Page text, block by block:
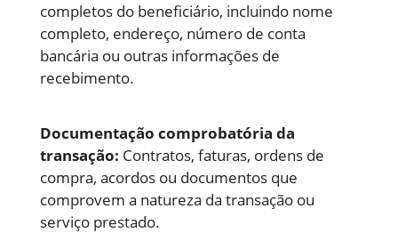
completos do beneficiário, incluindo nome
completo, endereço, número de conta
bancária ou outras informações de
recebimento.
Documentação comprobatória da
transação: Contratos, faturas, ordens de
compra, acordos ou documentos que
comprovem a natureza da transação ou
serviço prestado.